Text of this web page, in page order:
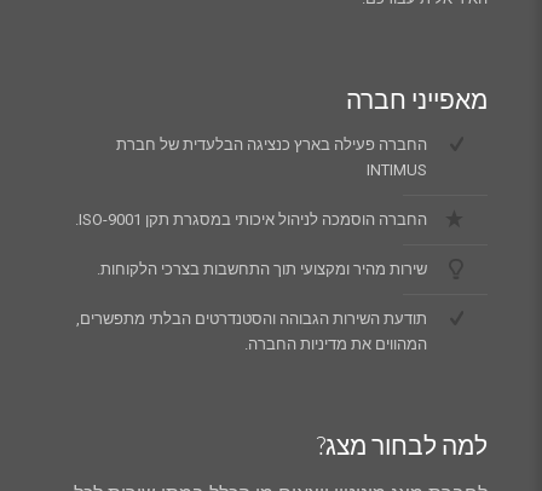
מאפייני חברה
החברה פעילה בארץ כנציגה הבלעדית של חברת
INTIMUS
החברה הוסמכה לניהול איכותי במסגרת תקן ISO-9001.
שירות מהיר ומקצועי תוך התחשבות בצרכי הלקוחות.
תודעת השירות הגבוהה והסטנדרטים הבלתי מתפשרים,
המהווים את מדיניות החברה.
למה לבחור מצג?